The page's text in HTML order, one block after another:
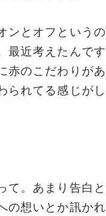
ンとオフというの
最近考えたんです
赤のこだわりがあ
られてる感じがし
て。あまり告白と
の想いとか訊かれ